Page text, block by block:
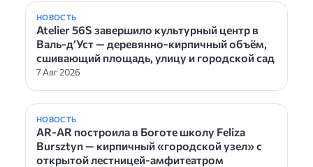
НОВОСТЬ
Atelier 56S завершило культурный центр в
Валь-д’Уст — деревянно-кирпичный объём,
сшивающий площадь, улицу и городской сад
7 Авг 2026
НОВОСТЬ
AR-AR построила в Боготе школу Feliza
Bursztyn — кирпичный «городской узел» с
открытой лестницей-амфитеатром